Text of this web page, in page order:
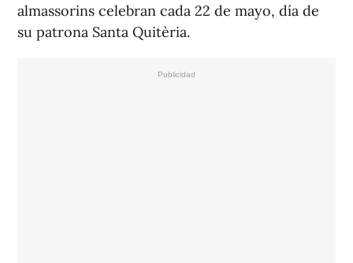
almassorins celebran cada 22 de mayo, día de
su patrona Santa Quitèria.